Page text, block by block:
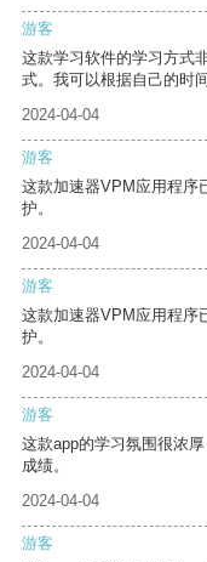
游客
这款学习软件的学习方式
式。我可以根据自己的时
2024-04-04
游客
这款加速器VPM应用程序
护。
2024-04-04
游客
这款加速器VPM应用程序
护。
2024-04-04
游客
这款app的学习氛围很浓
成绩。
2024-04-04
游客